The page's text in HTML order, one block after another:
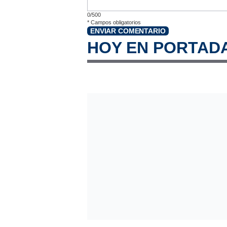
0/500
* Campos obligatorios
ENVIAR COMENTARIO
HOY EN